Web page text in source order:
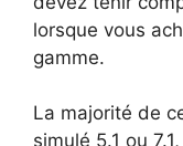
lorsque vous
gamme.
La majorité de
simulé 5.1 ou